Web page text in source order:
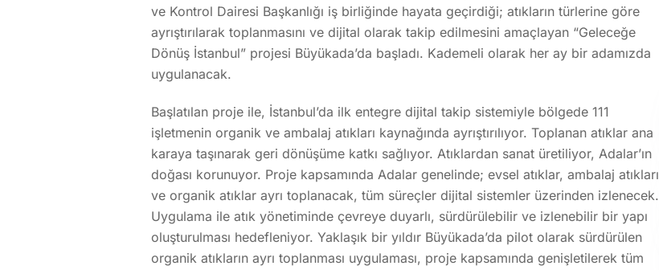
ve Kontrol Dairesi Başkanlığı iş birliğinde hayata geçirdiği; atıkların türlerine göre
ayrıştırılarak toplanmasını ve dijital olarak takip edilmesini amaçlayan “Geleceğe
Dönüş İstanbul” projesi Büyükada’da başladı. Kademeli olarak her ay bir adamızda
uygulanacak.
Başlatılan proje ile, İstanbul’da ilk entegre dijital takip sistemiyle bölgede 111
işletmenin organik ve ambalaj atıkları kaynağında ayrıştırılıyor. Toplanan atıklar ana
karaya taşınarak geri dönüşüme katkı sağlıyor. Atıklardan sanat üretiliyor, Adalar’ın
doğası korunuyor. Proje kapsamında Adalar genelinde; evsel atıklar, ambalaj atıkları
ve organik atıklar ayrı toplanacak, tüm süreçler dijital sistemler üzerinden izlenecek.
Uygulama ile atık yönetiminde çevreye duyarlı, sürdürülebilir ve izlenebilir bir yapı
oluşturulması hedefleniyor. Yaklaşık bir yıldır Büyükada’da pilot olarak sürdürülen
organik atıkların ayrı toplanması uygulaması, proje kapsamında genişletilerek tüm